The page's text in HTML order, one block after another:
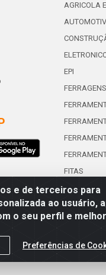
e de terceiros para
ao usuário,
o seu perfil e
Preferências de
AGRICOLA
EPI
FERRAGENS
FITAS
Silva - Rua Padre Jose de